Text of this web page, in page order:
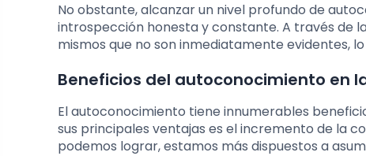
No obstante, alcanzar un nivel profundo de
introspección honesta y constante. A través de
mismos que no son inmediatamente evidentes,
Beneficios del autoconocimiento en
El autoconocimiento tiene innumerables
sus principales ventajas es el incremento de la
podemos lograr, estamos más dispuestos a